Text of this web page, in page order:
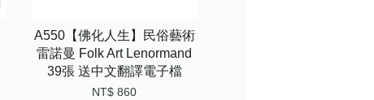
A550【佛化人生】民俗藝術
雷諾曼 Folk Art Lenormand
39張 送中文翻譯電子檔
NT$ 860